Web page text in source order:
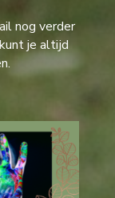
nog verder
je altijd